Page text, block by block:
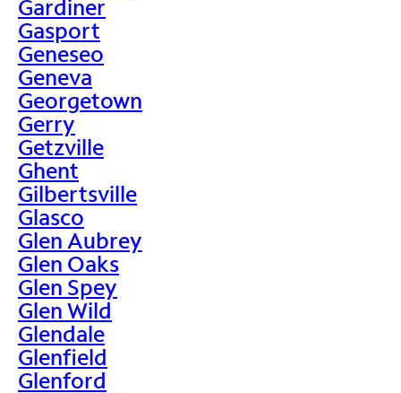
Gardiner
Gasport
Geneseo
Geneva
Georgetown
Gerry
Getzville
Ghent
Gilbertsville
Glasco
Glen Aubrey
Glen Oaks
Glen Spey
Glen Wild
Glendale
Glenfield
Glenford